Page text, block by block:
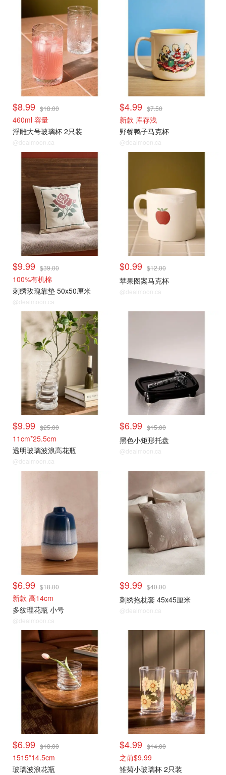
$8.99 $18.00
460ml 容量
浮雕大号玻璃杯 2只装
@dealmoon.ca
$4.99 $7.50
新款 库存浅
野餐鸭子马克杯
@dealmoon.ca
$9.99 $39.00
100%有机棉
刺绣玫瑰靠垫 50x50厘米
@dealmoon.ca
$0.99 $12.00
苹果图案马克杯
@dealmoon.ca
$9.99 $25.00
11cm*25.5cm
透明玻璃波浪高花瓶
@dealmoon.ca
$6.99 $15.00
黑色小矩形托盘
@dealmoon.ca
$6.99 $18.00
新款 高14cm
多纹理花瓶 小号
@dealmoon.ca
$9.99 $40.00
刺绣抱枕套 45x45厘米
@dealmoon.ca
$6.99 $18.00
1515*14.5cm
玻璃波浪花瓶
$4.99 $14.00
之前$9.99
雏菊小玻璃杯 2只装